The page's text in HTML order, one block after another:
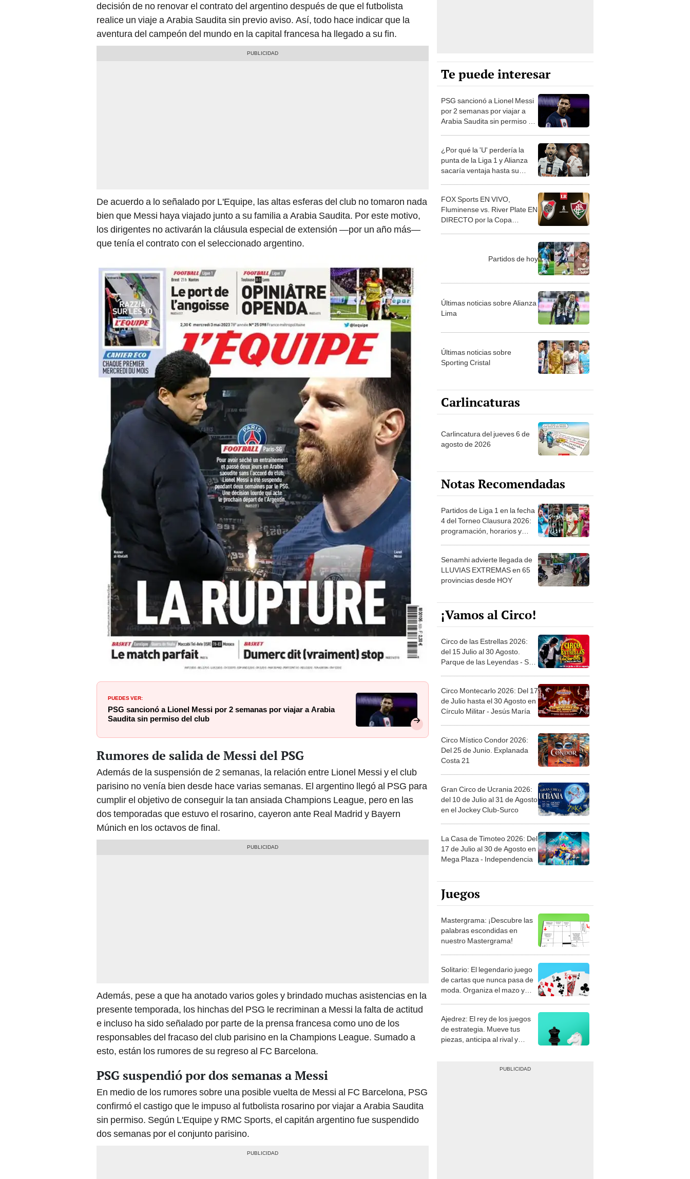
decisión de no renovar el contrato del argentino después de que el futbolista
realice un viaje a Arabia Saudita sin previo aviso. Así, todo hace indicar que la
aventura del campeón del mundo en la capital francesa ha llegado a su fin.
De acuerdo a lo señalado por L'Equipe, las altas esferas del club no tomaron nada
bien que Messi haya viajado junto a su familia a Arabia Saudita. Por este motivo,
los dirigentes no activarán la cláusula especial de extensión —por un año más—
que tenía el contrato con el seleccionado argentino.
PUEDES VER:
PSG sancionó a Lionel Messi por 2 semanas por viajar a Arabia
Saudita sin permiso del club
Rumores de salida de Messi del PSG
Además de la suspensión de 2 semanas, la relación entre Lionel Messi y el club
parisino no venía bien desde hace varias semanas. El argentino llegó al PSG para
cumplir el objetivo de conseguir la tan ansiada Champions League, pero en las
dos temporadas que estuvo el rosarino, cayeron ante Real Madrid y Bayern
Múnich en los octavos de final.
Además, pese a que ha anotado varios goles y brindado muchas asistencias en la
presente temporada, los hinchas del PSG le recriminan a Messi la falta de actitud
e incluso ha sido señalado por parte de la prensa francesa como uno de los
responsables del fracaso del club parisino en la Champions League. Sumado a
esto, están los rumores de su regreso al FC Barcelona.
PSG suspendió por dos semanas a Messi
En medio de los rumores sobre una posible vuelta de Messi al FC Barcelona, PSG
confirmó el castigo que le impuso al futbolista rosarino por viajar a Arabia Saudita
sin permiso. Según L'Equipe y RMC Sports, el capitán argentino fue suspendido
dos semanas por el conjunto parisino.
Te puede interesar
PSG sancionó a Lionel Messi
por 2 semanas por viajar a
Arabia Saudita sin permiso del
¿Por qué la 'U' perdería la
punta de la Liga 1 y Alianza
sacaría ventaja hasta su
FOX Sports EN VIVO,
Fluminense vs. River Plate EN
DIRECTO por la Copa
Partidos de hoy
Últimas noticias sobre Alianza
Lima
Últimas noticias sobre
Sporting Cristal
Carlincaturas
Carlincatura del jueves 6 de
agosto de 2026
Notas Recomendadas
Partidos de Liga 1 en la fecha
4 del Torneo Clausura 2026:
programación, horarios y
Senamhi advierte llegada de
LLUVIAS EXTREMAS en 65
provincias desde HOY
¡Vamos al Circo!
Circo de las Estrellas 2026:
del 15 Julio al 30 Agosto.
Parque de las Leyendas - San
Circo Montecarlo 2026: Del 17
de Julio hasta el 30 Agosto en
Círculo Militar - Jesús María
Circo Místico Condor 2026:
Del 25 de Junio. Explanada
Costa 21
Gran Circo de Ucrania 2026:
del 10 de Julio al 31 de Agosto
en el Jockey Club-Surco
La Casa de Timoteo 2026: Del
17 de Julio al 30 de Agosto en
Mega Plaza - Independencia
Juegos
Mastergrama: ¡Descubre las
palabras escondidas en
nuestro Mastergrama!
Solitario: El legendario juego
de cartas que nunca pasa de
moda. Organiza el mazo y
Ajedrez: El rey de los juegos
de estrategia. Mueve tus
piezas, anticipa al rival y